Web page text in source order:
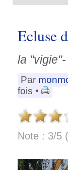
Ecluse
la
Par
fois •
Note : 3/5